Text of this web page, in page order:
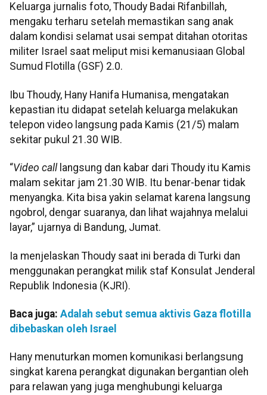
Keluarga jurnalis foto, Thoudy Badai Rifanbillah,
mengaku terharu setelah memastikan sang anak
dalam kondisi selamat usai sempat ditahan otoritas
militer Israel saat meliput misi kemanusiaan Global
Sumud Flotilla (GSF) 2.0.
Ibu Thoudy, Hany Hanifa Humanisa, mengatakan
kepastian itu didapat setelah keluarga melakukan
telepon video langsung pada Kamis (21/5) malam
sekitar pukul 21.30 WIB.
“Video call langsung dan kabar dari Thoudy itu Kamis
malam sekitar jam 21.30 WIB. Itu benar-benar tidak
menyangka. Kita bisa yakin selamat karena langsung
ngobrol, dengar suaranya, dan lihat wajahnya melalui
layar,” ujarnya di Bandung, Jumat.
Ia menjelaskan Thoudy saat ini berada di Turki dan
menggunakan perangkat milik staf Konsulat Jenderal
Republik Indonesia (KJRI).
Baca juga: Adalah sebut semua aktivis Gaza flotilla
dibebaskan oleh Israel
Hany menuturkan momen komunikasi berlangsung
singkat karena perangkat digunakan bergantian oleh
para relawan yang juga menghubungi keluarga